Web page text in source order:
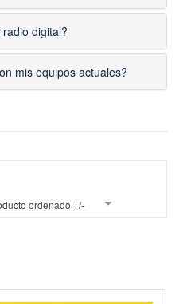
digital?
mis equipos actuales?
ordenado +/-